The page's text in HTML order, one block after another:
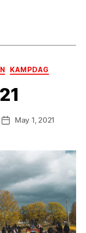
KAMPDAG
PostMay 1, 2021